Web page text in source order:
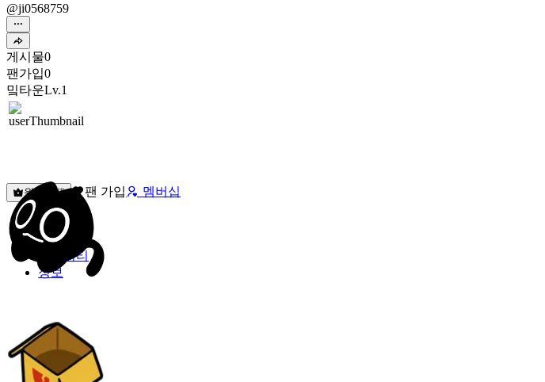
@ji0568759
게시물0
팬가입0
밐타운Lv.1
원픽선택 팬 가입 멤버십
밐타운
피드
커뮤니티
정보